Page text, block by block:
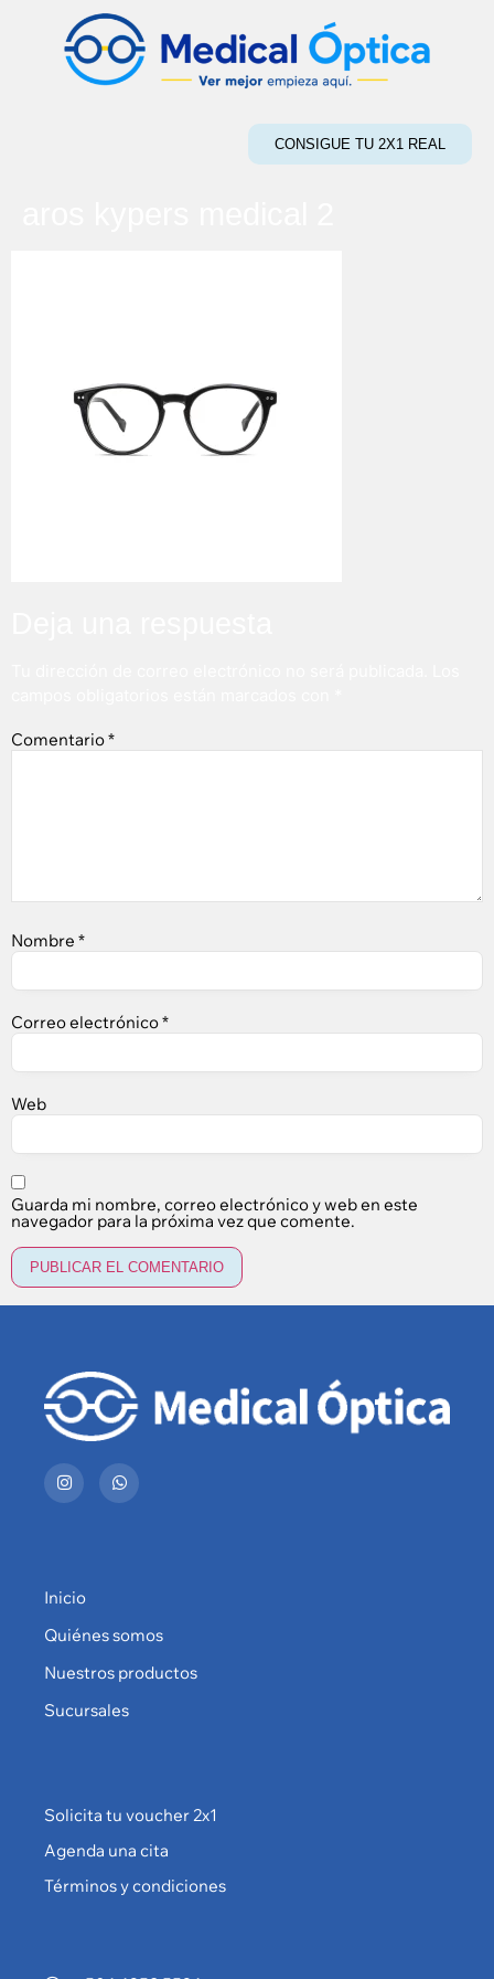
CONSIGUE TU 2X1 REAL
Comentario*
Nombre *
Correo electrónico*
Web
Guarda mi nombre, correo electrónico y web en este
navegador para la próxima vez que comente.
Inicio
Quiénes somos
Nuestros productos
Sucursales
Solicita tu voucher 2x1
Agenda una cita
Términos y condiciones